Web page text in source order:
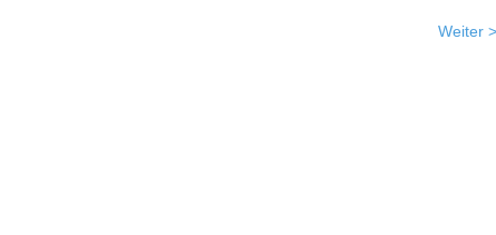
Weiter >